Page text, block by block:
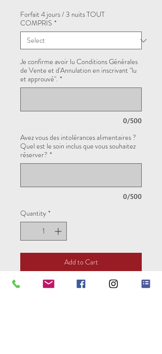
Forfait 4 jours / 3 nuits TOUT
COMPRIS *
Je confirme avoir lu Conditions Générales
de Vente et d'Annulation en inscrivant "lu
et approuvé". *
0/500
Avez vous des intolérances alimentaires ?
Quel est le soin inclus que vous souhaitez
réserver? *
0/500
Quantity *
Add to Cart
Pour réserver votre séjour vous avez la